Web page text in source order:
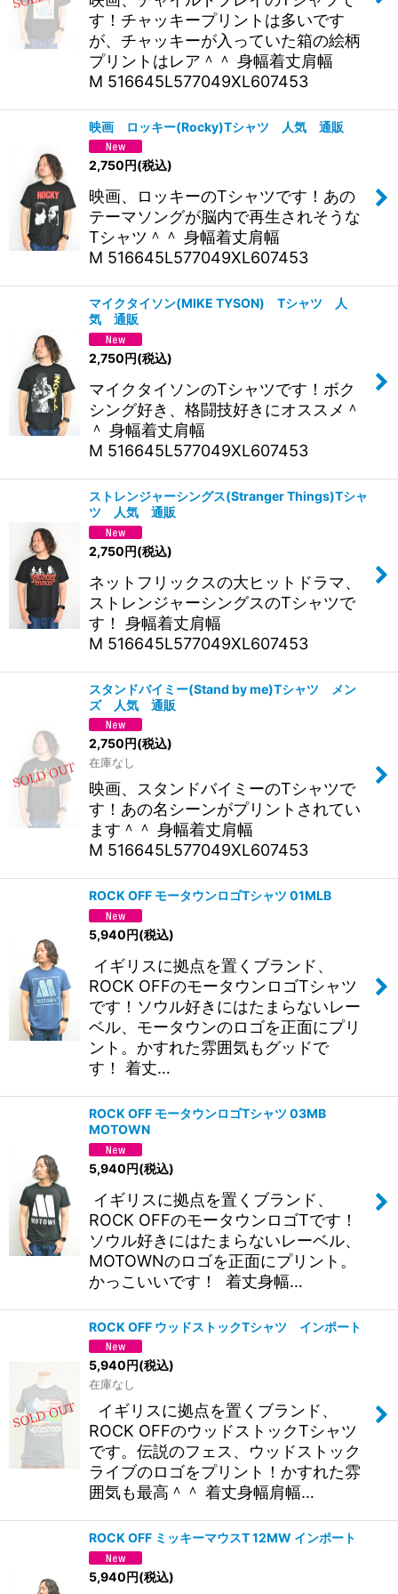
す！チャッキープリントは多いです
が、チャッキーが入っていた箱の絵柄
プリントはレア＾＾ 身幅着丈肩幅
M 516645L577049XL607453
映画 ロッキー(Rocky)Tシャツ 人気 通販
2,750円(税込)
映画、ロッキーのTシャツです！あの
テーマソングが脳内で再生されそうな
Tシャツ＾＾ 身幅着丈肩幅
M 516645L577049XL607453
マイクタイソン(MIKE TYSON) Tシャツ 人
気 通販
2,750円(税込)
マイクタイソンのTシャツです！ボク
シング好き、格闘技好きにオススメ＾
＾ 身幅着丈肩幅
M 516645L577049XL607453
ストレンジャーシングス(Stranger Things)Tシャ
ツ 人気 通販
2,750円(税込)
ネットフリックスの大ヒットドラマ、
ストレンジャーシングスのTシャツで
す！ 身幅着丈肩幅
M 516645L577049XL607453
スタンドバイミー(Stand by me)Tシャツ メン
ズ 人気 通販
2,750円(税込)
在庫なし
映画、スタンドバイミーのTシャツで
す！あの名シーンがプリントされてい
ます＾＾ 身幅着丈肩幅
M 516645L577049XL607453
ROCK OFF モータウンロゴTシャツ 01MLB
5,940円(税込)
イギリスに拠点を置くブランド、
ROCK OFFのモータウンロゴTシャツ
です！ソウル好きにはたまらないレー
ベル、モータウンのロゴを正面にプリ
ント。かすれた雰囲気もグッドで
す！ 着丈…
ROCK OFF モータウンロゴTシャツ 03MB
MOTOWN
5,940円(税込)
イギリスに拠点を置くブランド、
ROCK OFFのモータウンロゴTです！
ソウル好きにはたまらないレーベル、
MOTOWNのロゴを正面にプリント。
かっこいいです！ 着丈身幅…
ROCK OFF ウッドストックTシャツ インポート
5,940円(税込)
在庫なし
イギリスに拠点を置くブランド、
ROCK OFFのウッドストックTシャツ
です。伝説のフェス、ウッドストック
ライブのロゴをプリント！かすれた雰
囲気も最高＾＾ 着丈身幅肩幅…
ROCK OFF ミッキーマウスT 12MW インポート
5,940円(税込)